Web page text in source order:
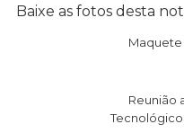
Baixe as fotos desta
Reunião
Tecnológico